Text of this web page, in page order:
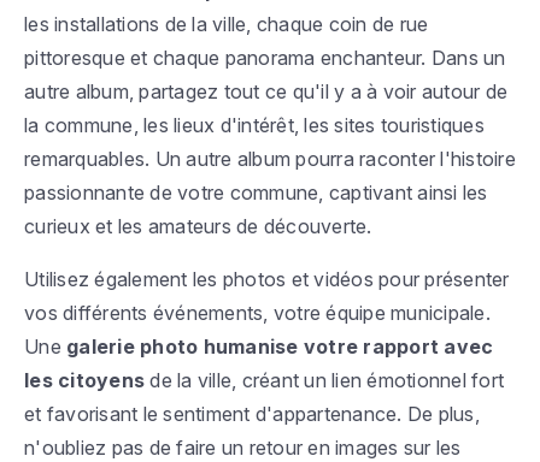
les installations de la ville, chaque coin de rue
pittoresque et chaque panorama enchanteur. Dans un
autre album, partagez tout ce qu'il y a à voir autour de
la commune, les lieux d'intérêt, les sites touristiques
remarquables. Un autre album pourra raconter l'histoire
passionnante de votre commune, captivant ainsi les
curieux et les amateurs de découverte.
Utilisez également les photos et vidéos pour présenter
vos différents événements, votre équipe municipale.
Une galerie photo humanise votre rapport avec
les citoyens de la ville, créant un lien émotionnel fort
et favorisant le sentiment d'appartenance. De plus,
n'oubliez pas de faire un retour en images sur les